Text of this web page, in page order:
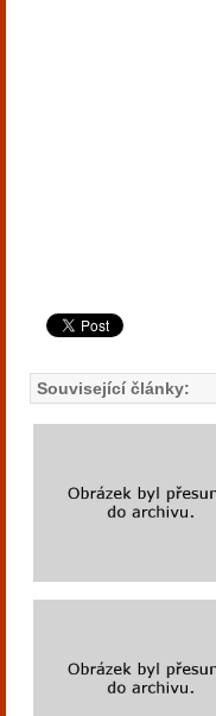
Související články: